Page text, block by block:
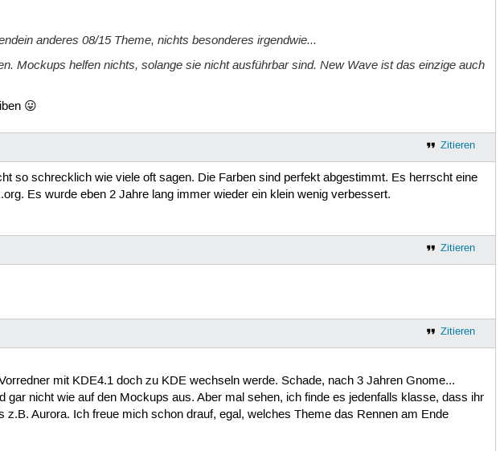
anderes 08/15 Theme, nichts besonderes irgendwie...
Mockups helfen nichts, solange sie nicht ausführbar sind. New Wave ist das einzige auch
😛
Zitieren
so schrecklich wie viele oft sagen. Die Farben sind perfekt abgestimmt. Es herrscht eine
Es wurde eben 2 Jahre lang immer wieder ein klein wenig verbessert.
Zitieren
Zitieren
mit KDE4.1 doch zu KDE wechseln werde. Schade, nach 3 Jahren Gnome...
nicht wie auf den Mockups aus. Aber mal sehen, ich finde es jedenfalls klasse, dass ihr
Aurora. Ich freue mich schon drauf, egal, welches Theme das Rennen am Ende